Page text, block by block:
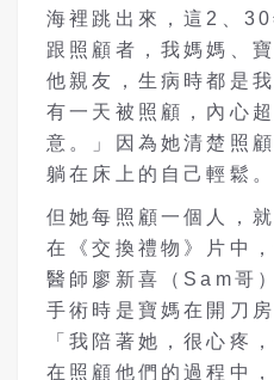
海裡跳出來，這 2 30
跟照顧者，我媽媽、
他親友，生病時都是
有一天被照顧，內心
意。」因為她清楚照
躺在床上的自己輕鬆。
但她每照顧一個人，
在《交換禮物》片中
醫師廖新喜（ Sam哥
手術時是寶媽在開刀
「我陪著她，很心疼
在照顧他們的過程中